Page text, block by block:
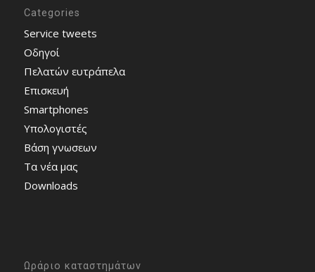
Categories
Service tweets
Οδηγοί
Πελατών ευτράπελα
Επισκευή
Smartphones
Υπολογιστές
Bάση γνωσεων
Τα νέα μας
Downloads
Ωράριο καταστημάτων